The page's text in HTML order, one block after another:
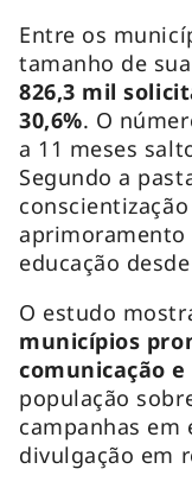
Entre os
tamanho de
826,3 mil
30,6%. O
a 11 meses
Segundo a
educação
O estudo
municípios
comunicação
população
campanhas
divulgação em